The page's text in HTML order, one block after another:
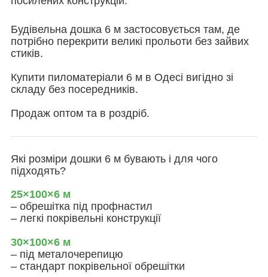
Будівельна дошка 6 м застосовується там, де
потрібно перекрити великі прольоти без зайвих
стиків.
Купити пиломатеріали 6 м в Одесі вигідно зі
складу без посередників.
Продаж оптом та в роздріб.
Які розміри дошки 6 м бувають і для чого
підходять?
25×100×6 м
– обрешітка під профнастил
– легкі покрівельні конструкції
30×100×6 м
– під металочерепицю
– стандарт покрівельної обрешітки